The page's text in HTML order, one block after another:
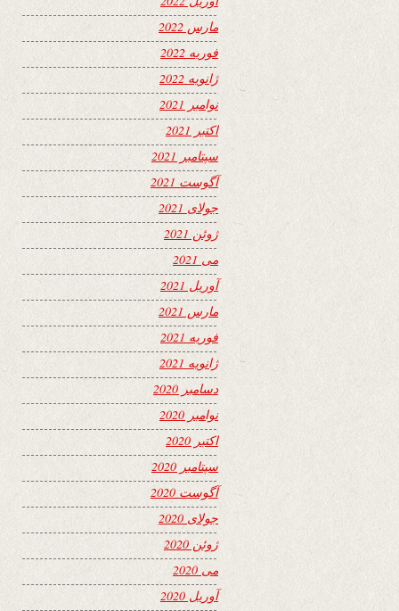
مارس 2022
فوریه 2022
ژانویه 2022
نوامبر 2021
اکتبر 2021
سپتامبر 2021
آگوست 2021
جولای 2021
ژوئن 2021
می 2021
آوریل 2021
مارس 2021
فوریه 2021
ژانویه 2021
دسامبر 2020
نوامبر 2020
اکتبر 2020
سپتامبر 2020
آگوست 2020
جولای 2020
ژوئن 2020
می 2020
آوریل 2020